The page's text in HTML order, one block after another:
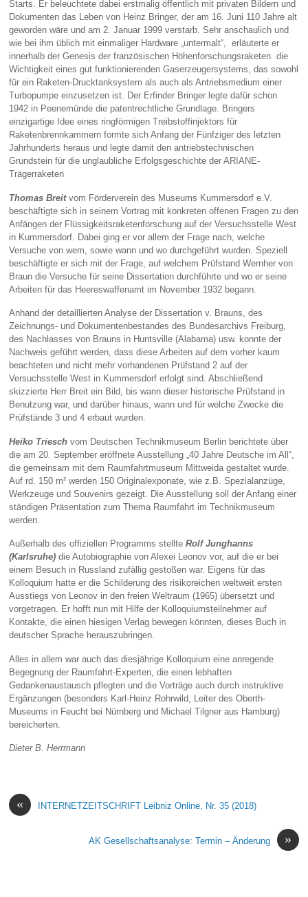
Starts. Er beleuchtete dabei erstmalig öffentlich mit privaten Bildern und
Dokumenten das Leben von Heinz Bringer, der am 16. Juni 110 Jahre alt
geworden wäre und am 2. Januar 1999 verstarb. Sehr anschaulich und
wie bei ihm üblich mit einmaliger Hardware „untermalt“, erläuterte er
innerhalb der Genesis der französischen Höhenforschungsraketen die
Wichtigkeit eines gut funktionierenden Gaserzeugersystems, das sowohl
für ein Raketen-Drucktanksystem als auch als Antriebsmedium einer
Turbopumpe einzusetzen ist. Der Erfinder Bringer legte dafür schon
1942 in Peenemünde die patentrechtliche Grundlage. Bringers
einzigartige Idee eines ringförmigen Treibstoffinjektors für
Raketenbrennkammern formte sich Anfang der Fünfziger des letzten
Jahrhunderts heraus und legte damit den antriebstechnischen
Grundstein für die unglaubliche Erfolgsgeschichte der ARIANE-
Trägerraketen
Thomas Breitvom Förderverein des Museums Kummersdorf e.V.
beschäftigte sich in seinem Vortrag mit konkreten offenen Fragen zu den
Anfängen der Flüssigkeitsraketenforschung auf der Versuchsstelle West
in Kummersdorf. Dabei ging er vor allem der Frage nach, welche
Versuche von wem, sowie wann und wo durchgeführt wurden. Speziell
beschäftigte er sich mit der Frage, auf welchem Prüfstand Wernher von
Braun die Versuche für seine Dissertation durchführte und wo er seine
Arbeiten für das Heereswaffenamt im November 1932 begann.
Anhand der detaillierten Analyse der Dissertation v. Brauns, des
Zeichnungs- und Dokumentenbestandes des Bundesarchivs Freiburg,
des Nachlasses von Brauns in Huntsville (Alabama) usw. konnte der
Nachweis geführt werden, dass diese Arbeiten auf dem vorher kaum
beachteten und nicht mehr vorhandenen Prüfstand 2 auf der
Versuchsstelle West in Kummersdorf erfolgt sind. Abschließend
skizzierte Herr Breit ein Bild, bis wann dieser historische Prüfstand in
Benutzung war, und darüber hinaus, wann und für welche Zwecke die
Prüfstände 3 und 4 erbaut wurden.
Heiko Triesch vom Deutschen Technikmuseum Berlin berichtete über
die am 20. September eröffnete Ausstellung „40 Jahre Deutsche im All“,
die gemeinsam mit dem Raumfahrtmuseum Mittweida gestaltet wurde.
Auf rd. 150 m² werden 150 Originalexponate, wie z.B. Spezialanzüge,
Werkzeuge und Souvenirs gezeigt. Die Ausstellung soll der Anfang einer
ständigen Präsentation zum Thema Raumfahrt im Technikmuseum
werden.
Außerhalb des offiziellen Programms stellteRolf Junghanns
(Karlsruhe) die Autobiographie von Alexei Leonov vor, auf die er bei
einem Besuch in Russland zufällig gestoßen war. Eigens für das
Kolloquium hatte er die Schilderung des risikoreichen weltweit ersten
Ausstiegs von Leonov in den freien Weltraum (1965) übersetzt und
vorgetragen. Er hofft nun mit Hilfe der Kolloquiumsteilnehmer auf
Kontakte, die einen hiesigen Verlag bewegen könnten, dieses Buch in
deutscher Sprache herauszubringen.
Alles in allem war auch das diesjährige Kolloquium eine anregende
Begegnung der Raumfahrt-Experten, die einen lebhaften
Gedankenaustausch pflegten und die Vorträge auch durch instruktive
Ergänzungen (besonders Karl-Heinz Rohrwild, Leiter des Oberth-
Museums in Feucht bei Nürnberg und Michael Tilgner aus Hamburg)
bereicherten.
Dieter B. Herrmann
« INTERNETZEITSCHRIFT Leibniz Online, Nr. 35 (2018)
»
AK Gesellschaftsanalyse: Termin – Änderung